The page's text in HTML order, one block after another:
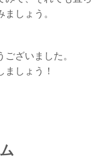
しょう。
ざいました。
しょう！